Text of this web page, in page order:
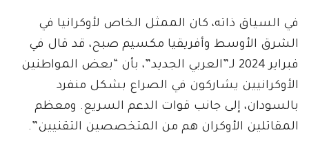
في السياق ذاته، كان الممثل الخاص لأوكرانيا في
الشرق الأوسط وأفريقيا مكسيم صبح، قد قال في
فبراير 2024 لـ”العربي الجديد”، بأن “بعض المواطنين
الأوكرانيين يشاركون في الصراع بشكل منفرد
بالسودان، إلى جانب قوات الدعم السريع. ومعظم
المقاتلين الأوكران هم من المتخصصين التقنيين”.